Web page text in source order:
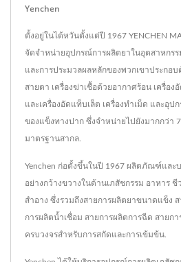
Yenchen
ตั้งอยู่ในไต้หวันตั้งแต่ปี 1967 YENCHEN
จัดจำหน่ายอุปกรณ์การผลิตยาในอุตสาหกร
และการประมวลผลหลักของพวกเขาประกอ
สายตา เครื่องฆ่าเชื้อด้วยอากาศร้อน เครื่อง
และเครื่องอัดแท็บเล็ต เครื่องทำเม็ด และอุ
ของแข็งทางปาก ซึ่งจำหน่ายไปยังมากกว่า
มาตรฐานสากล.
Yenchen ก่อตั้งขึ้นในปี 1967 ผลิตภัณฑ์และบ
อย่างกว้างขวางในด้านเภสัชกรรม อาหาร ชี
สำอาง ซึ่งรวมถึงสายการผลิตยาขนาดแข็ง ส
การผลิตน้ำเชื่อม สายการผลิตการฉีด สายก
ครบวงจรสำหรับการสกัดและการเข้มข้น.